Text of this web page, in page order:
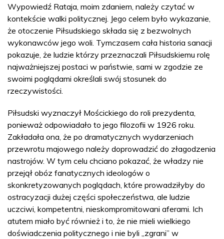
Wypowiedź Rataja, moim zdaniem, należy czytać w
kontekście walki politycznej. Jego celem było wykazanie,
że otoczenie Piłsudskiego składa się z bezwolnych
wykonawców jego woli. Tymczasem cała historia sanacji
pokazuje, że ludzie którzy przeznaczali Piłsudskiemu rolę
najważniejszej postaci w państwie, sami w zgodzie ze
swoimi poglądami określali swój stosunek do
rzeczywistości.
Piłsudski wyznaczył Mościckiego do roli prezydenta,
ponieważ odpowiadało to jego filozofii w 1926 roku.
Zakładała ona, że po dramatycznych wydarzeniach
przewrotu majowego należy doprowadzić do złagodzenia
nastrojów. W tym celu chciano pokazać, że władzy nie
przejął obóz fanatycznych ideologów o
skonkretyzowanych poglądach, które prowadziłyby do
ostracyzacji dużej części społeczeństwa, ale ludzie
uczciwi, kompetentni, nieskompromitowani aferami. Ich
atutem miało być również i to, że nie mieli wielkiego
doświadczenia politycznego i nie byli „zgrani” w